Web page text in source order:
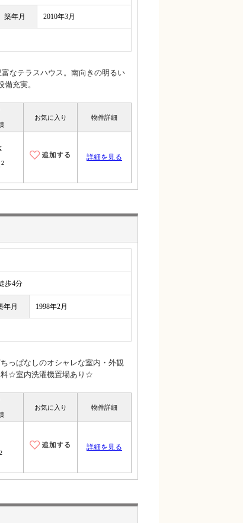
築年月 2010年3月
なテラスハウス。南向きの明るい
充実。
お気に入り 物件詳細
2
詳細を見る
4分
年月 1998年2月
っぱなしのオシャレな室内・外観
☆室内洗濯機置場あり☆
お気に入り 物件詳細
2
詳細を見る